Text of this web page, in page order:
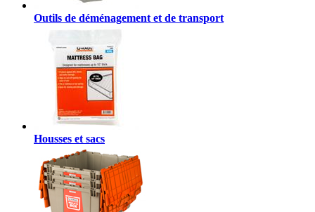
Outils de déménagement et de transport
Housses et sacs